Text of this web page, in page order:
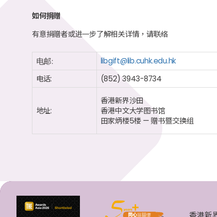
如何捐赠
有意捐赠者或进一步了解相关详情，请联络
电邮:
libgift@lib.cuhk.edu.hk
电话:
(852) 3943-8734
地址:
香港新界沙田
香港中文大学图书馆
田家炳楼5楼 — 赠书暨交换组